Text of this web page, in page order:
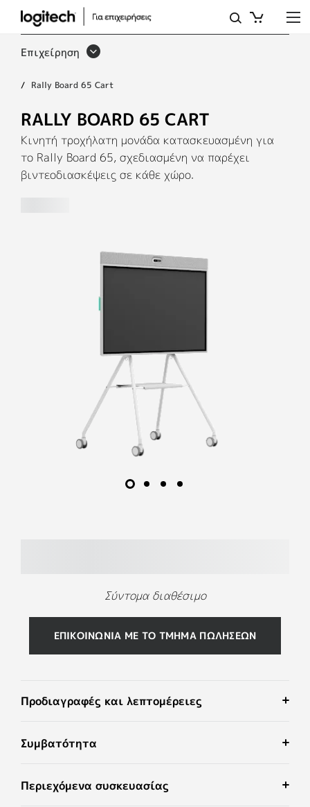
RALLY
BOARD
65
CART
Επιχείρηση
Rally Board 65 Cart
RALLY BOARD 65 CART
Κινητή τροχήλατη μονάδα κατασκευασμένη για
το Rally Board 65, σχεδιασμένη να παρέχει
βιντεοδιασκέψεις σε κάθε χώρο.
Σύντομα διαθέσιμο
ΕΠΙΚΟΙΝΩΝΊΑ ΜΕ ΤΟ ΤΜΉΜΑ ΠΩΛΉΣΕΩΝ
Προδιαγραφές και λεπτομέρειες
Συμβατότητα
Περιεχόμενα συσκευασίας